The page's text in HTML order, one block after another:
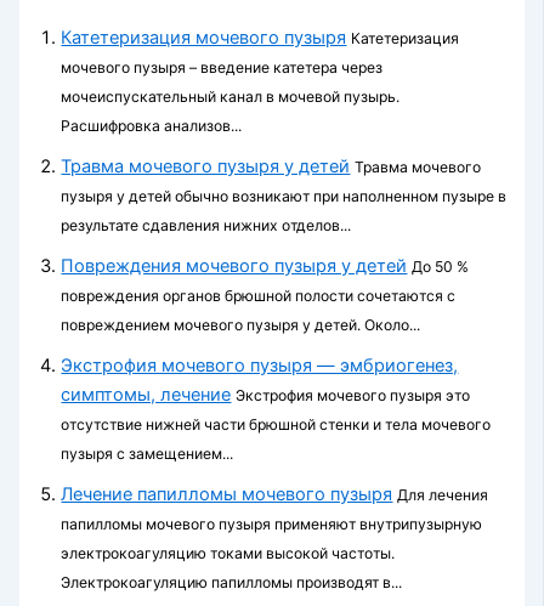
Катетеризация мочевого пузыря Катетеризация
мочевого пузыря – введение катетера через
мочеиспускательный канал в мочевой пузырь.
Расшифровка анализов...
Травма мочевого пузыря у детей Травма мочевого
пузыря у детей обычно возникают при наполненном пузыре в
результате сдавления нижних отделов...
Повреждения мочевого пузыря у детей До 50 %
повреждения органов брюшной поло­сти сочетаются с
повреждением мочевого пузыря у детей. Около...
Экстрофия мочевого пузыря — эмбриогенез,
симптомы, лечение Экстрофия мочевого пузыря это
отсутствие нижней части брюшной стенки и тела мочевого
пузыря с замещением...
Лечение папилломы мочевого пузыря Для лечения
папилломы мочевого пузыря применяют внутрипузырную
электрокоагуляцию токами высокой частоты.
Электрокоагуляцию па­пилломы производят в...